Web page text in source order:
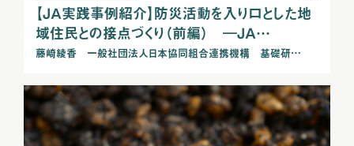
【ＪＡ実践事例紹介】防災活動を入り口とした地
域住民との接点づくり（前編） ―ＪＡ…
藤崎綾香 一般社団法人日本協同組合連携機構 基礎研…